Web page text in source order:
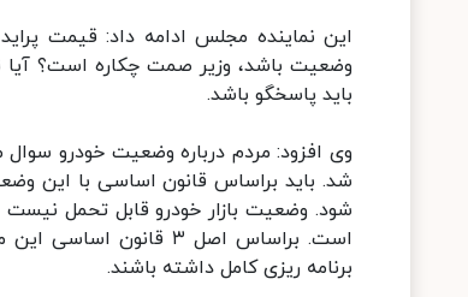
وضعیت باشد، وزیر صمت چکاره است؟ آیا
باید پاسخگو باشد.
شد. باید براساس قانون اساسی با این
شود. وضعیت بازار خودرو قابل تحمل نیست
است. براساس اصل ۳
برنامه ریزی کامل داشته باشند.